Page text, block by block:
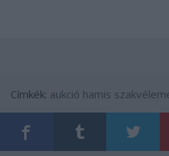
Címkék: aukció hamis